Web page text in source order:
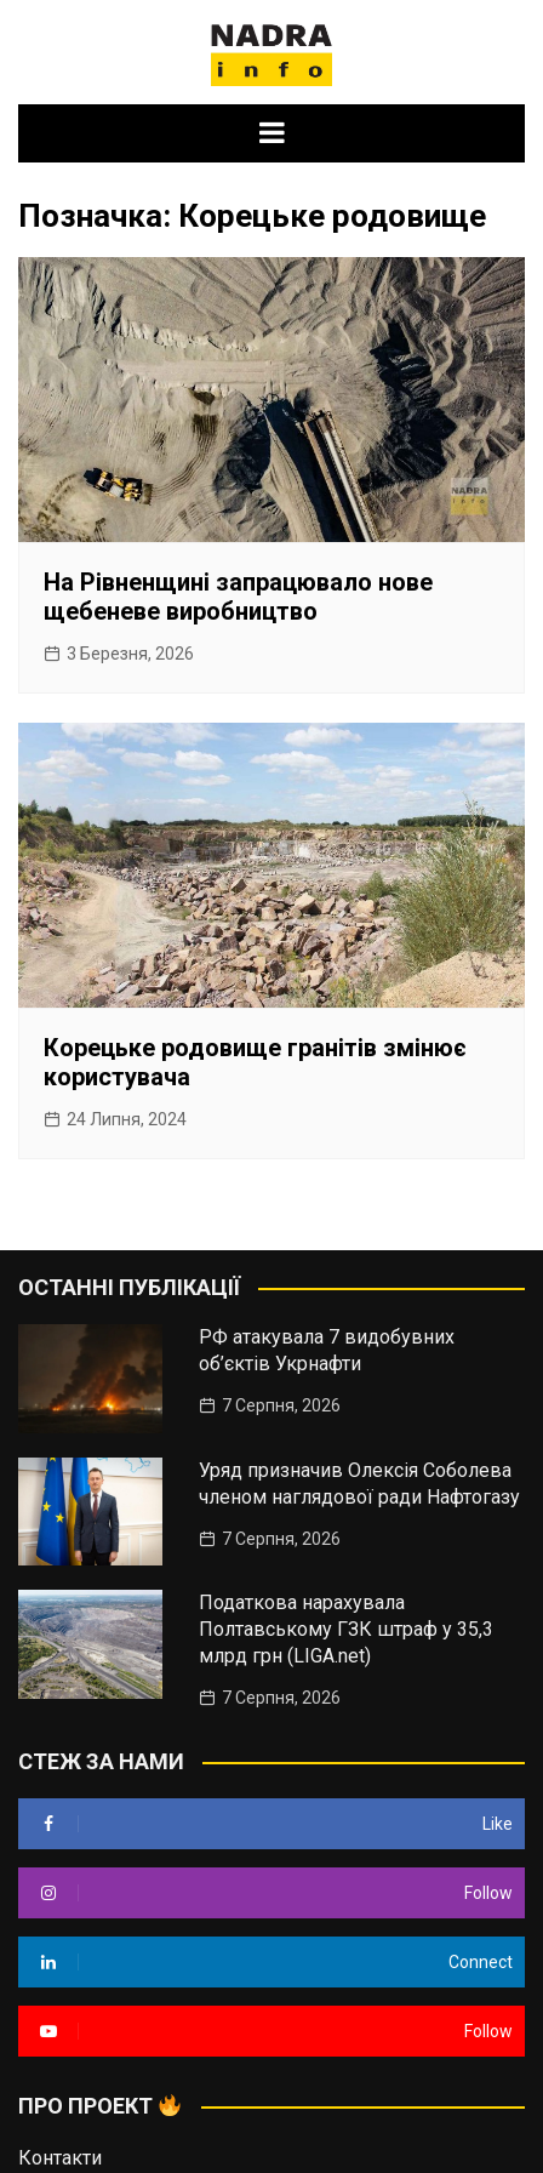
Позначка: Корецьке родовище
На Рівненщині запрацювало нове
щебеневе виробництво
3 Березня, 2026
Корецьке родовище гранітів змінює
користувача
24 Липня, 2024
ОСТАННІ ПУБЛІКАЦІЇ
РФ атакувала 7 видобувних
об’єктів Укрнафти
7 Серпня, 2026
Уряд призначив Олексія Соболева
членом наглядової ради Нафтогазу
7 Серпня, 2026
Податкова нарахувала
Полтавському ГЗК штраф у 35,3
млрд грн (LIGA.net)
7 Серпня, 2026
СТЕЖ ЗА НАМИ
Like
Follow
Connect
Follow
ПРО ПРОЕКТ
Контакти